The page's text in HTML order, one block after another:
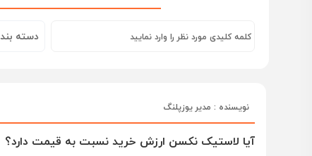
نویسنده : مدیر یوزپلنگ
آیا لاستیک نکسن ارزش خرید نسبت به قیمت دارد؟